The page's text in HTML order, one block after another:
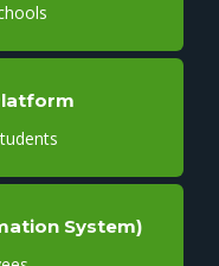
System)